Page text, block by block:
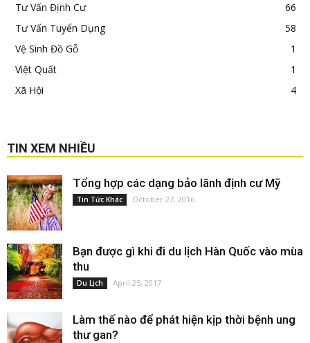
Tư Vấn Định Cư
66
Tư Vấn Tuyển Dụng
58
Vệ Sinh Đồ Gỗ
1
Việt Quất
1
Xã Hội
4
TIN XEM NHIỀU
Tổng hợp các dạng bảo lãnh định cư Mỹ
Tin Tức Khác October 27, 2016
Bạn được gì khi đi du lịch Hàn Quốc vào mùa
thu
Du Lịch April 25, 2017
Làm thế nào để phát hiện kịp thời bệnh ung
thư gan?